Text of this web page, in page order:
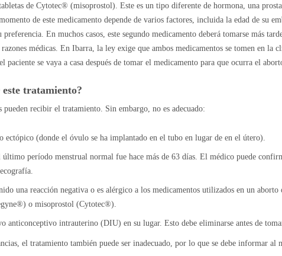
de Cytotec® (misoprostol). Este es un tipo diferente de hormona, una
de este medicamento depende de varios factores, incluida la edad de su
preferencia. En muchos casos, este segundo medicamento deberá tomarse más
médicas. En Ibarra, la ley exige que ambos medicamentos se tomen en la
paciente se vaya a casa después de tomar el medicamento para que ocurra el
tratamiento?
pueden recibir el tratamiento. Sin embargo, no es adecuado:
ectópico (donde el óvulo se ha implantado en el tubo en lugar de en el útero).
período menstrual normal fue hace más de 63 días. El médico puede
una reacción negativa o es alérgico a los medicamentos utilizados en un aborto
o misoprostol (Cytotec®).
anticonceptivo intrauterino (DIU) en su lugar. Esto debe eliminarse antes de
el tratamiento también puede ser inadecuado, por lo que se debe informar al